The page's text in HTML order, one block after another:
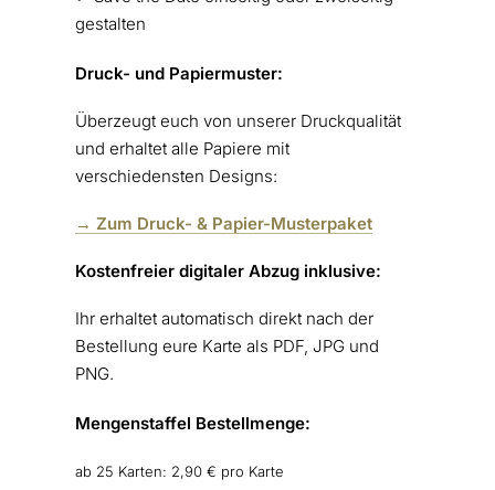
gestalten
Druck- und Papiermuster:
Überzeugt euch von unserer Druckqualität
und erhaltet alle Papiere mit
verschiedensten Designs:
→ Zum Druck- & Papier-Musterpaket
Kostenfreier digitaler Abzug inklusive:
Ihr erhaltet automatisch direkt nach der
Bestellung eure Karte als PDF, JPG und
PNG.
Mengenstaffel Bestellmenge:
ab 25 Karten: 2,90 € pro Karte